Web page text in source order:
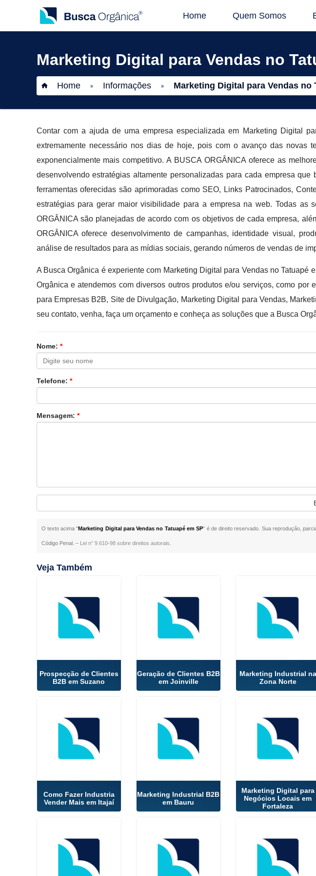
Home Quem Somos
Marketing Digital para Vendas no
Home » Informações » Marketing Digital para Vendas no
Contar com a ajuda de uma empresa especializada em Marketing Digital
extremamente necessário nos dias de hoje, pois com o avanço das novas
exponencialmente mais competitivo. A BUSCA ORGÂNICA oferece as
desenvolvendo estratégias altamente personalizadas para cada empresa que
ferramentas oferecidas são aprimoradas como SEO, Links Patrocinados,
estratégias para gerar maior visibilidade para a empresa na web. Todas as
ORGÂNICA são planejadas de acordo com os objetivos de cada empresa,
ORGÂNICA oferece desenvolvimento de campanhas, identidade visual,
análise de resultados para as mídias sociais, gerando números de vendas de
A Busca Orgânica é experiente com Marketing Digital para Vendas no Tatuapé
Orgânica e atendemos com diversos outros produtos e/ou serviços, como por
para Empresas B2B, Site de Divulgação, Marketing Digital para Vendas,
seu contato, venha, faça um orçamento e conheça as soluções que a Busca
Nome: *
Telefone: *
Mensagem: *
O texto acima "Marketing Digital para Vendas no Tatuapé em SP" é de direito reservado. Sua reprodução,
Código Penal. – Lei n° 9.610-98 sobre direitos autorais
Veja Também
Prospecção de Clientes
B2B em Suzano
Geração de Clientes B2B
em Joinville
Marketing Industrial na
Zona Norte
Como Fazer Industria
Vender Mais em Itajaí
Marketing Industrial B2B
em Bauru
Marketing Digital para
Negócios Locais em
Fortaleza